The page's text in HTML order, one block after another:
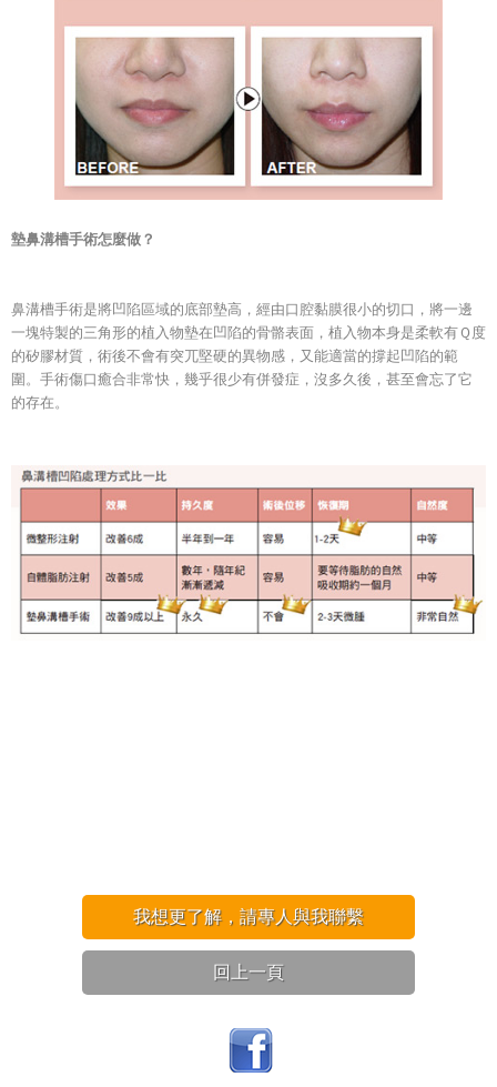
墊鼻溝槽手術怎麼做？
鼻溝槽手術是將凹陷區域的底部墊高，經由口腔黏膜很小的切口，將一邊
一塊特製的三角形的植入物墊在凹陷的骨骼表面，植入物本身是柔軟有Ｑ度
的矽膠材質，術後不會有突兀堅硬的異物感，又能適當的撐起凹陷的範
圍。手術傷口癒合非常快，幾乎很少有併發症，沒多久後，甚至會忘了它
的存在。
我想更了解，請專人與我聯繫
回上一頁